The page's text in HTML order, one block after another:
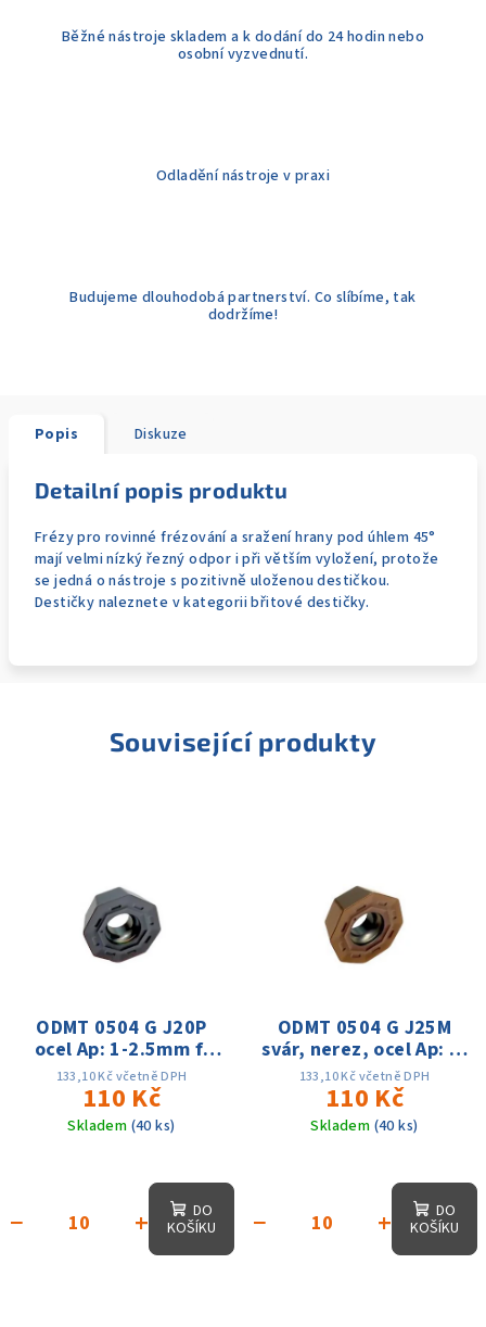
Běžné nástroje skladem a k dodání do 24 hodin nebo
osobní vyzvednutí.
Odladění nástroje v praxi
Budujeme dlouhodobá partnerství. Co slíbíme, tak
dodržíme!
Popis Diskuze
Detailní popis produktu
Frézy pro rovinné frézování a sražení hrany pod úhlem 45°
mají velmi nízký řezný odpor i při větším vyložení, protože
se jedná o nástroje s pozitivně uloženou destičkou.
Destičky naleznete v kategorii břitové destičky.
Související produkty
ODMT 0504 G J20P
ocel Ap: 1-2.5mm f:
0.1-0.35 Vc: 100-
220m/min
133,10 Kč včetně DPH
110 Kč
Skladem (40 ks)
+
−
DO
KOŠÍKU
ODMT 0504 G J25M
svár, nerez, ocel Ap: 1-
2.5mm f: 0.1-0.35 Vc:
80-180m/min
133,10 Kč včetně DPH
110 Kč
Skladem (40 ks)
+
−
DO
KOŠÍKU